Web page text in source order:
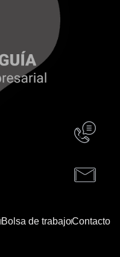
Bolsa de trabajoContacto